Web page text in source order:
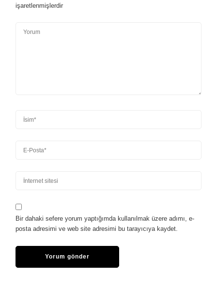
işaretlenmişlerdir
Bir dahaki sefere yorum yaptığımda kullanılmak üzere adımı, e-
posta adresimi ve web site adresimi bu tarayıcıya kaydet.